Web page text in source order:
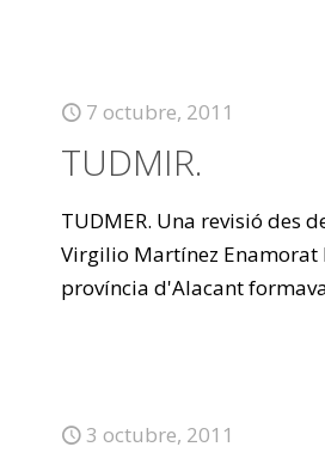
7 octubre, 2011
TUDMIR.
TUDMER. Una revisió des
Virgilio Martínez Enamorat
província d'Alacant
3 octubre, 2011